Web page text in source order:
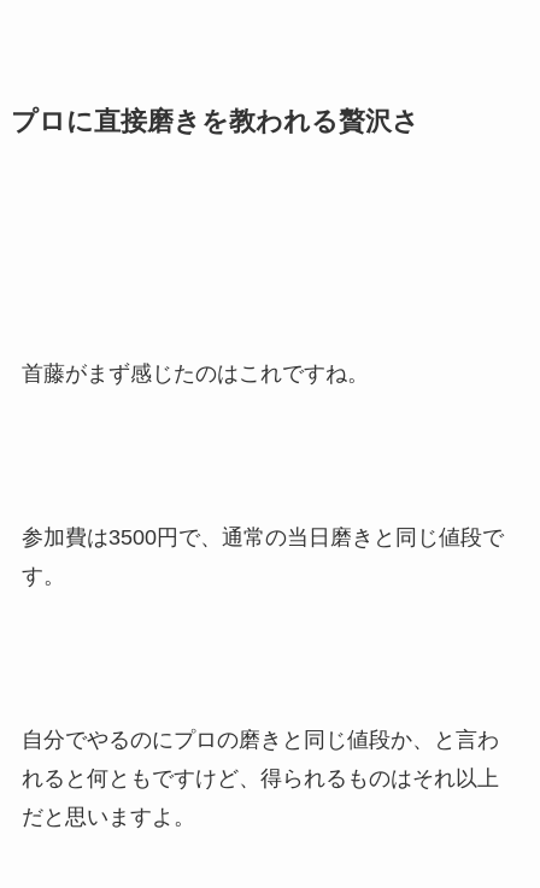
プロに直接磨きを教われる贅沢さ
首藤がまず感じたのはこれですね。
参加費は3500円で、通常の当日磨きと同じ値段で
す。
自分でやるのにプロの磨きと同じ値段か、と言わ
れると何ともですけど、得られるものはそれ以上
だと思いますよ。